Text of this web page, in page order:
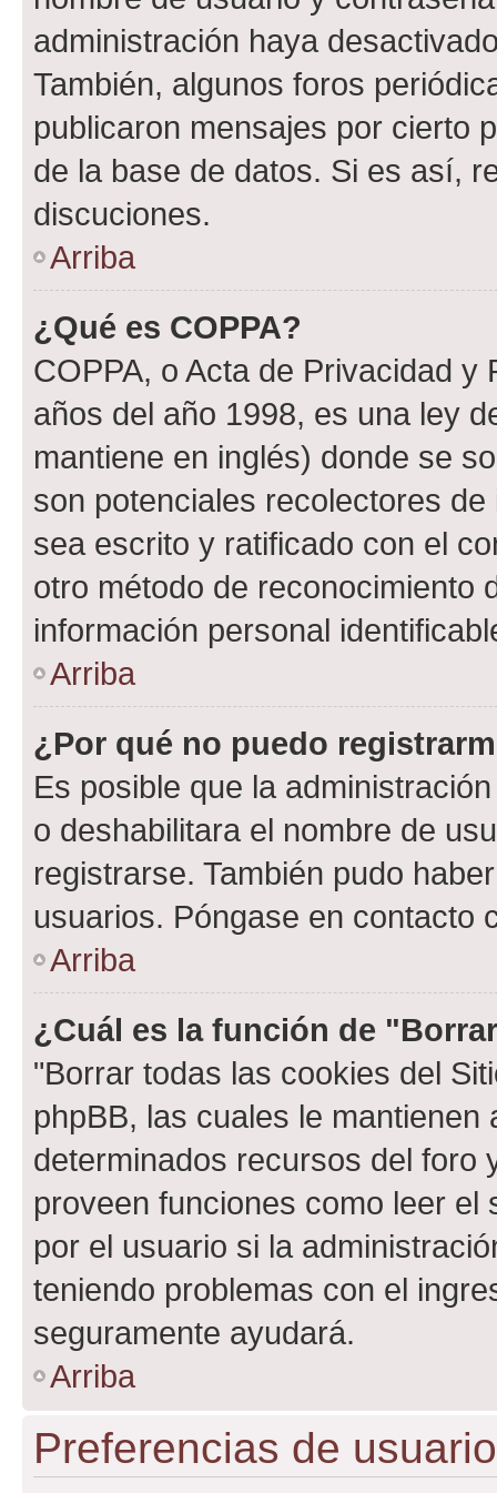
administración haya
También, algunos foros
publicaron mensajes por cierto
de la base de datos. Si es así,
discuciones.
Arriba
¿Qué es COPPA?
COPPA, o Acta de Privacidad
años del año 1998, es una ley
mantiene en inglés) donde se
son potenciales recolectores
sea escrito y ratificado con el
otro método de reconocimiento
información personal
Arriba
¿Por qué no puedo
Es posible que la
o deshabilitara el nombre de
registrarse. También pudo
usuarios. Póngase en contacto
Arriba
¿Cuál es la función de
"Borrar todas las cookies del
phpBB, las cuales le
determinados recursos del foro
proveen funciones como leer el
por el usuario si la
teniendo problemas con el
seguramente ayudará.
Arriba
Preferencias de